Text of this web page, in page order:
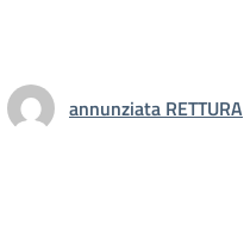
annunziata RETTURA